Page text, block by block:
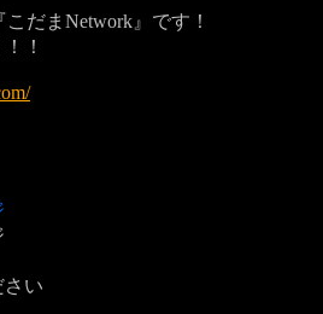
だまNetwork』です！
！
い